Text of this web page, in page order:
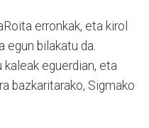
erronkak, eta kirol
egun bilakatu da.
eguerdian, eta
bazkaritarako, Sigmako